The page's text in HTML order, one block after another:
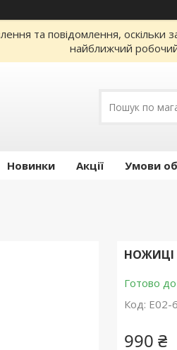
та повідомлення, оскільки
найближчий
Новинки Акції Умови
НОЖИЦІ
Готово до
Код: E02-
990 ₴